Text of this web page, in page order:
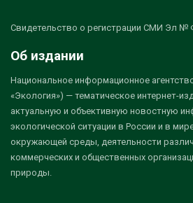
Свидетельство о регистрации СМИ Эл №
Об издании
Национальное информационное
«Экология») — тематическое интернет-
актуальную и объективную новостную
экологической ситуации в России и в
окружающей среды, деятельности
коммерческих и общественных
природы.